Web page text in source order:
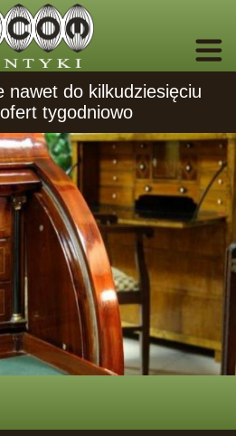
nawet do kilkudziesięciu
tygodniowo